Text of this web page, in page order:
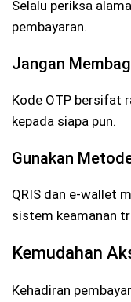
Selalu periksa
pembayaran.
Jangan
Kode OTP bersifat
kepada siapa pun.
Gunakan
QRIS dan e-wallet
sistem keamanan
Kemudahan
Kehadiran